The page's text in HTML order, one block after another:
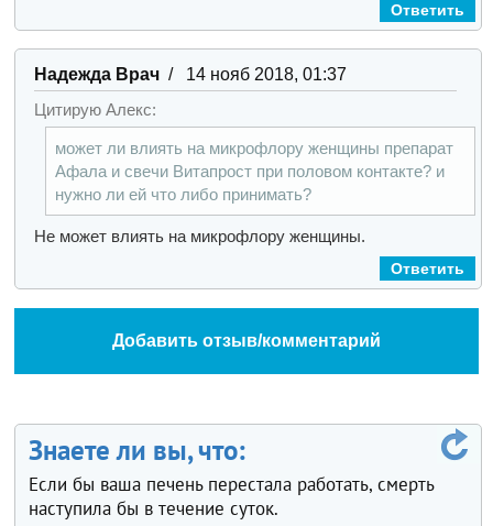
Ответить
Надежда Врач/ 14 нояб 2018, 01:37
Цитирую Алекс:
может ли влиять на микрофлору женщины препарат
Афала и свечи Витапрост при половом контакте? и
нужно ли ей что либо принимать?
Не может влиять на микрофлору женщины.
Ответить
Добавить отзыв/комментарий
Знаете ли вы, что:
Если бы ваша печень перестала работать, смерть
наступила бы в течение суток.